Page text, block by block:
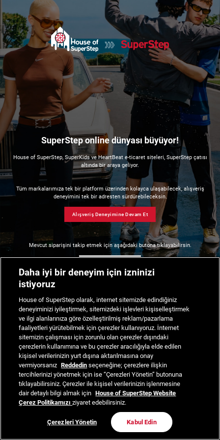
SuperStep online dünyası büyüyor!
House of SuperStep, SuperKids ve HeartBeat e-ticaret siteleri, SuperStep çatısı
altında bir araya geliyor.
Tüm markalarımıza tek bir platform üzerinden kolayca ulaşabilecek, alışveriş
deneyimini tek bir adresten sürdürebileceksin.
Alışveriş Deneyimine Devam Et
Mevcut siparişini takip etmek için aşağıdaki butona tıklayabilirsin.
Daha iyi bir deneyim için izninizi
istiyoruz
House of SuperStep olarak, internet sitemizde edindiğiniz
deneyiminizi iyileştirmek, sitemizdeki işlevleri kişiselleştirmek
ve ilgi alanlarınıza göre özelleştirilmiş reklam/pazarlama
faaliyetleri yürütebilmek için çerezler kullanıyoruz. İnternet
sitemizin çalışması için zorunlu olan çerezler dışındaki
çerezlerin kullanımına ve bu çerezler aracılığıyla elde edilen
kişisel verilerinizin yurt dışına aktarılmasına onay
vermiyorsanız Reddedin seçeneğine; çerezlere ilişkin
tercihlerinizi yönetmek için ise “Çerezleri Yönetin” butonuna
tıklayabilirsiniz. Çerezler ile kişisel verilerinizin işlenmesine
dair detaylı bilgi almak için House of SuperStep Website
Çerez Politikamızıziyaret edebilirsiniz.
Çerezleri Yönetin Kabul Edin